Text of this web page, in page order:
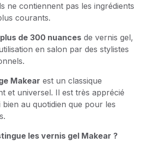
ne contiennent pas les ingrédients
courants.
de 300 nuances de vernis gel,
en salon par des stylistes
Makear est un classique
et universel. Il est très apprécié
bien au quotidien que pour les
les vernis gel Makear ?